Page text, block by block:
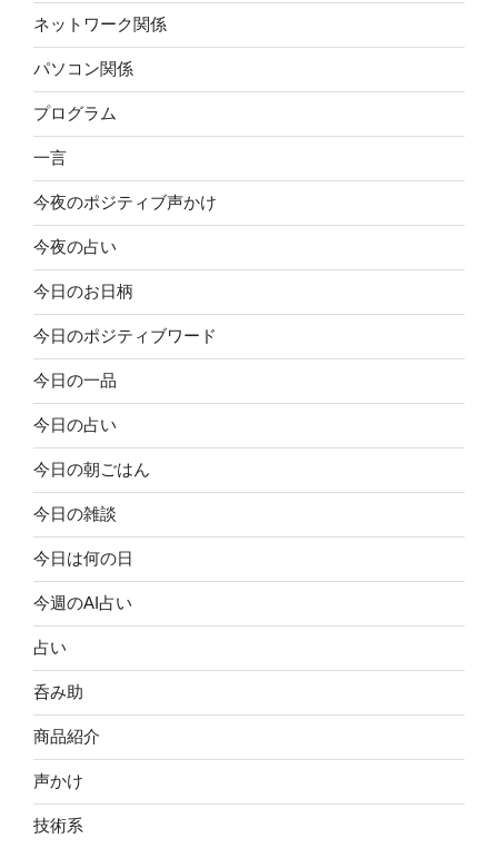
ネットワーク関係
パソコン関係
プログラム
一言
今夜のポジティブ声かけ
今夜の占い
今日のお日柄
今日のポジティブワード
今日の一品
今日の占い
今日の朝ごはん
今日の雑談
今日は何の日
今週のAI占い
占い
呑み助
商品紹介
声かけ
技術系